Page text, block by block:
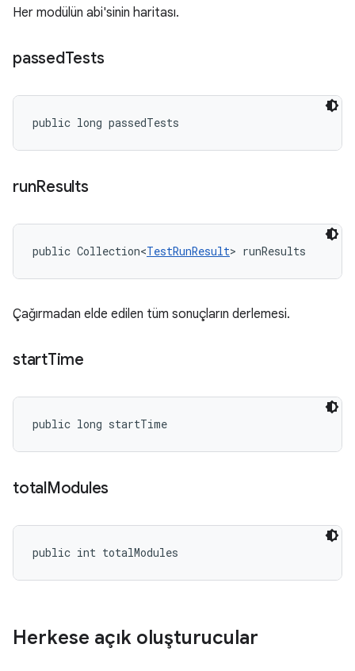
Her modülün abi'sinin haritası.
passedTests
public long passedTests
runResults
public Collection<TestRunResult> runResults
Çağırmadan elde edilen tüm sonuçların derlemesi.
startTime
public long startTime
totalModules
public int totalModules
Herkese açık oluşturucular